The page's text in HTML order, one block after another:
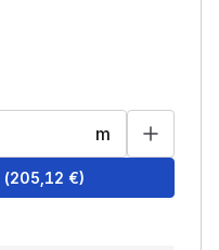
m
(205,12 €)